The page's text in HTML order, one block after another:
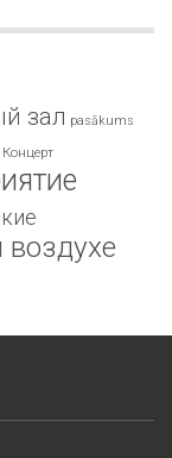
зал pasākums
Концерт